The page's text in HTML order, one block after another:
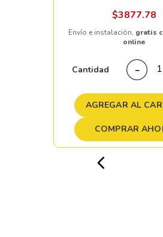
$3877.78
Envío e instalación, gratis
online
Cantidad －
AGREGAR AL
COMPRAR